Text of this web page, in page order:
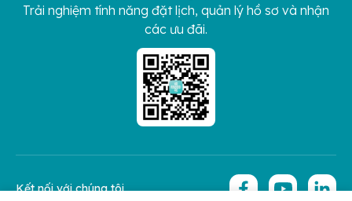
Trải nghiệm tính năng đặt lịch, quản lý hồ sơ và nhận
các ưu đãi.
Kết nối với chúng tôi